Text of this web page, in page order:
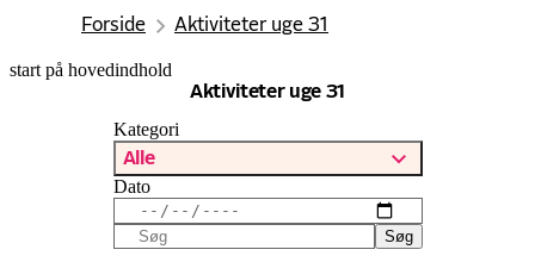
Forside Aktiviteter uge 31
start på hovedindhold
Aktiviteter uge 31senest opdateret 18. maj 2026
Kategori
Alle
Dato
Søg Søg